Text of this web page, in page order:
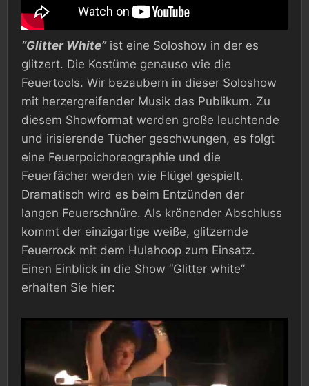
“Glitter White”ist eine Soloshow in der es
glitzert. Die Kostüme genauso wie die
Feuertools. Wir bezaubern in dieser Soloshow
mit herzergreifender Musik das Publikum. Zu
diesem Showformat werden große leuchtende
und irisierende Tücher geschwungen, es folgt
eine Feuerpoichoreographie und die
Feuerfächer werden wie Flügel gespielt.
Dramatisch wird es beim Entzünden der
langen Feuerschnüre. Als krönender Abschluss
kommt der einzigartige weiße, glitzernde
Feuerrock mit dem Hulahoop zum Einsatz.
Einen Einblick in die Show “Glitter white”
erhalten Sie hier: